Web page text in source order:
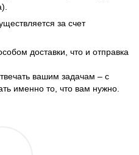
за счет
доставки, что и отправка
вашим задачам – с
именно то, что вам нужно.